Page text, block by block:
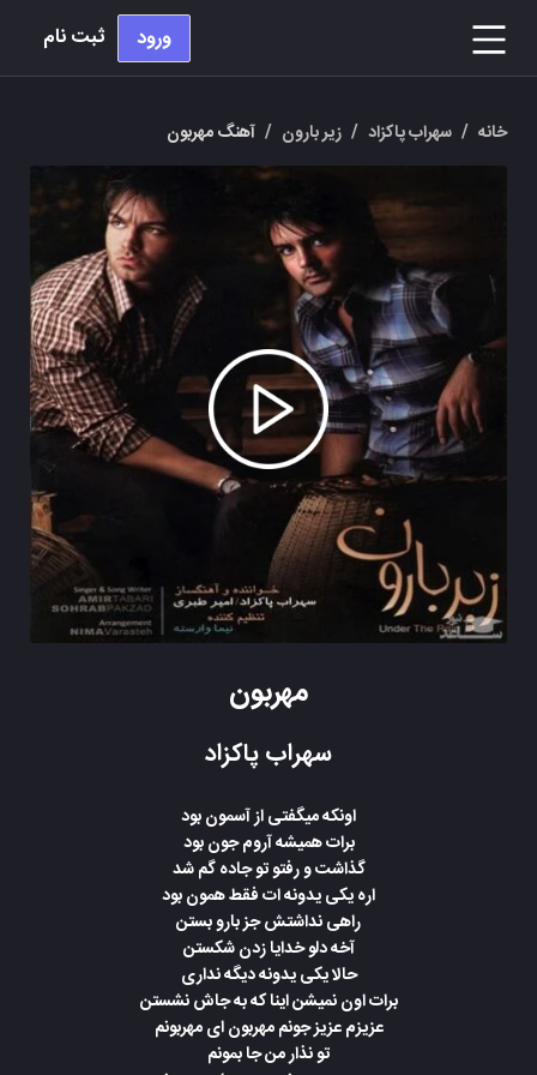
ورود ثبت نام
خانه / سهراب پاکزاد / زیر بارون / آهنگ مهربون
مهربون
سهراب پاکزاد
اونکه میگفتی از آسمون بود
برات همیشه آروم جون بود
گذاشت و رفتو تو جاده گم شد
اره یکی یدونه ات فقط همون بود
راهی نداشتش جز بارو بستن
آخه دلو خدایا زدن شکستن
حالا یکی یدونه دیگه نداری
برات اون نمیشن اینا که به جاش نشستن
عزیزم عزیز جونم مهربون ای مهربونم
تو نذار من جا بمونم